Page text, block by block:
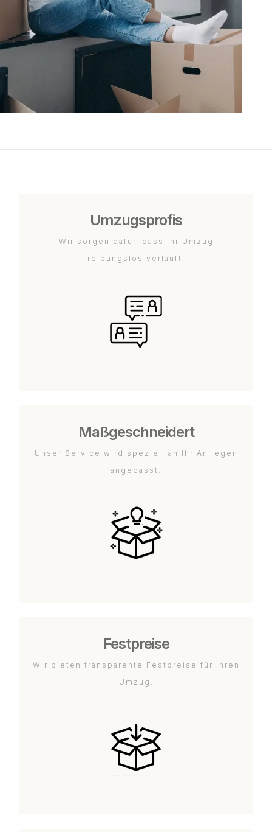
Umzugsprofis
Wir sorgen dafür, dass Ihr Umzug
reibungslos verläuft.
Maßgeschneidert
Unser Service wird speziell an Ihr Anliegen
angepasst.
Festpreise
Wir bieten transparente Festpreise für Ihren
Umzug.